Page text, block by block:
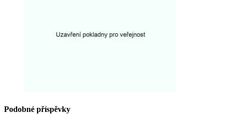
Podobné příspěvky